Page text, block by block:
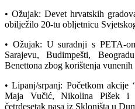
• Ožujak: Devet hrvatskih
obilježilo 20-tu obljetnicu
• Ožujak: U suradnji s PETA-
Sarajevu, Budimpešti,
Benettona zbog korištenja
• Lipanj/srpanj: Početkom akcije
Maja Vučić, Nikolina Pišek i
četrdesetak pasa iz Skloništa u